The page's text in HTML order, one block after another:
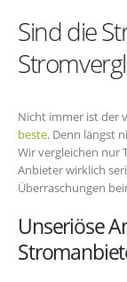
Sind die
Nicht immer ist der
beste. Denn längst
Wir vergleichen nur
Anbieter wirklich
Überraschungen
Unseriöse